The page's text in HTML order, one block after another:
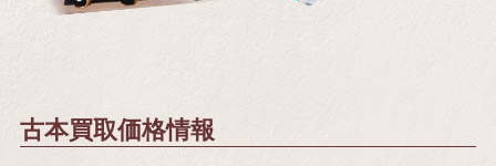
古本買取価格情報